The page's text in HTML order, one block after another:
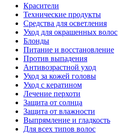
Красители
Технические продукты
Средства для осветления
Уход для окрашенных волос
Блонды
Питание и восстановление
Против выпадения
Антивозрастной уход
Уход за кожей головы
Уход с кератином
Лечение перхоти
Защита от солнца
Защита от влажности
Выпрямление и гладкость
Для всех типов волос